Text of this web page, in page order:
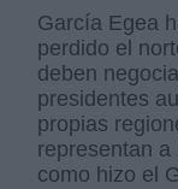
García Egea
perdido el
deben
presidentes
propias
representan
como hizo el